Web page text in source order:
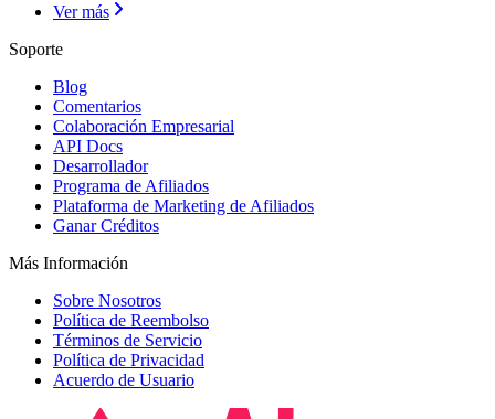
Ver más
Soporte
Blog
Comentarios
Colaboración Empresarial
API Docs
Desarrollador
Programa de Afiliados
Plataforma de Marketing de Afiliados
Ganar Créditos
Más Información
Sobre Nosotros
Política de Reembolso
Términos de Servicio
Política de Privacidad
Acuerdo de Usuario